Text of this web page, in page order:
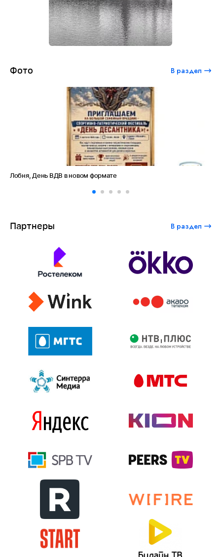
Фото В раздел
Амет-Хан Султан: небо как судьба
Партнеры В раздел